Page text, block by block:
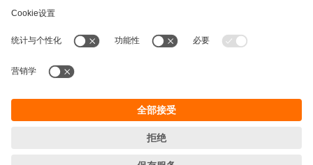
条款&条件
保修政策
Cookies